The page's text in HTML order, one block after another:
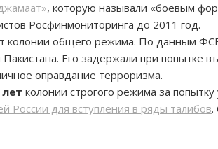
, которую называли «боевым
Росфинмониторинга до 2011 год.
общего режима. По данным
Его задержали при попытке
оправдание терроризма.
лет колонии строгого режима за
России для вступления в ряды талибов.